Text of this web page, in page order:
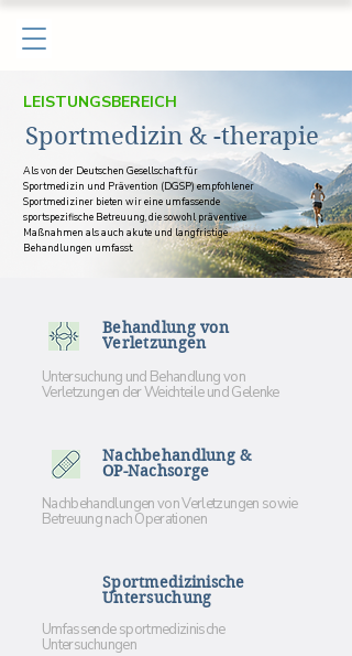
LEISTUNGSBEREICH
Sportmedizin & -therapie
Als von der Deutschen Gesellschaft für
Sportmedizin und Prävention (DGSP) empfohlener
Sportmediziner bieten wir eine umfassende
sportspezifische Betreuung, die sowohl präventive
Maßnahmen als auch akute und langfristige
Behandlungen umfasst.
Behandlung von
Verletzungen
Untersuchung und Behandlung von
Verletzungen der Weichteile und Gelenke
Nachbehandlung &
OP-Nachsorge
Nachbehandlungen von Verletzungen sowie
Betreuung nach Operationen
Sportmedizinische
Untersuchung
Umfassende sportmedizinische
Untersuchungen